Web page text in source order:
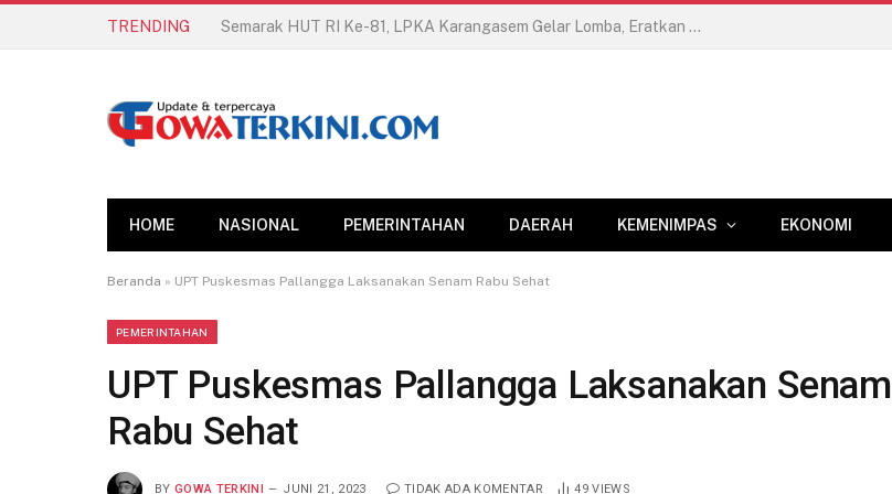
TRENDING Semarak HUT RI Ke-81, LPKA Karangasem Gelar Lomba, Eratkan Keakraban Pegawai dan Anak Binaan
HOME NASIONAL PEMERINTAHAN DAERAH KEMENIMPAS EKONOMI
Beranda » UPT Puskesmas Pallangga Laksanakan Senam Rabu Sehat
PEMERINTAHAN
UPT Puskesmas Pallangga Laksanakan Senam
Rabu Sehat
BY GOWA TERKINI JUNI 21, 2023 TIDAK ADA KOMENTAR 49VIEWS